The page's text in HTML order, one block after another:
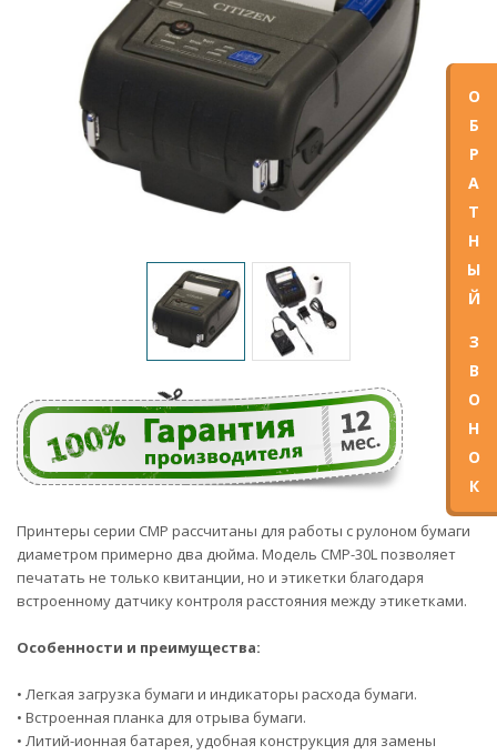
Принтеры серии CMP рассчитаны для работы с рулоном бумаги
диаметром примерно два дюйма. Модель CMP-30L позволяет
печатать не только квитанции, но и этикетки благодаря
встроенному датчику контроля расстояния между этикетками.
Особенности и преимущества:
• Легкая загрузка бумаги и индикаторы расхода бумаги.
• Встроенная планка для отрыва бумаги.
• Литий-ионная батарея, удобная конструкция для замены
О
Б
Р
А
Т
Н
Ы
Й
З
В
О
Н
О
К